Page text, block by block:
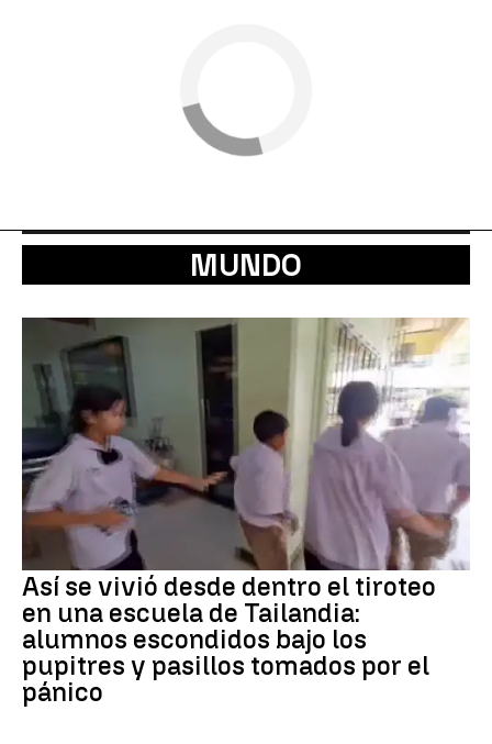
MUNDO
Así se vivió desde dentro el tiroteo
en una escuela de Tailandia:
alumnos escondidos bajo los
pupitres y pasillos tomados por el
pánico